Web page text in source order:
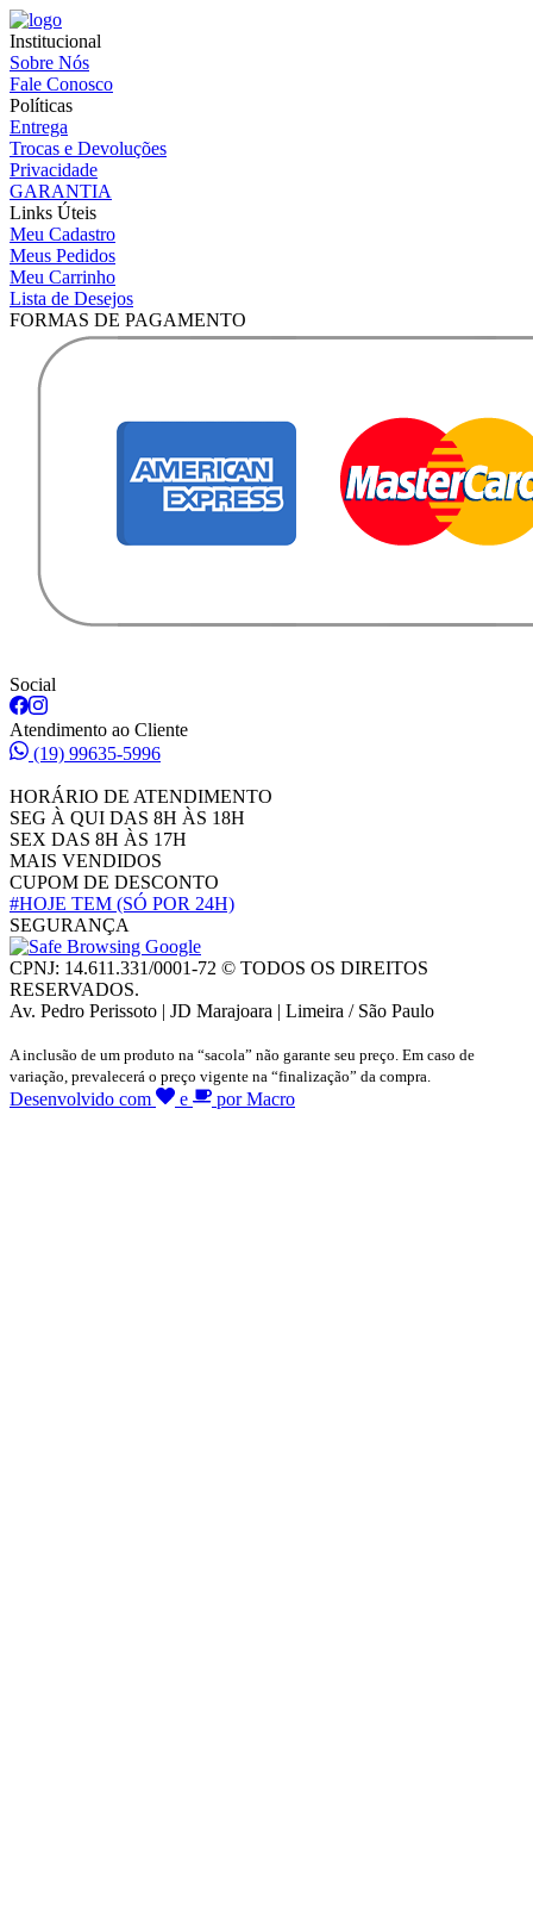
Institucional
Sobre Nós
Fale Conosco
Políticas
Entrega
Trocas e Devoluções
Privacidade
GARANTIA
Links Úteis
Meu Cadastro
Meus Pedidos
Meu Carrinho
Lista de Desejos
FORMAS DE PAGAMENTO
Social
Atendimento ao Cliente
(19) 99635-5996
HORÁRIO DE ATENDIMENTO
SEG À QUI DAS 8H ÀS 18H
SEX DAS 8H ÀS 17H
MAIS VENDIDOS
CUPOM DE DESCONTO
#HOJE TEM (SÓ POR 24H)
SEGURANÇA
CPNJ: 14.611.331/0001-72 © TODOS OS DIREITOS
RESERVADOS.
Av. Pedro Perissoto | JD Marajoara | Limeira / São Paulo
A inclusão de um produto na “sacola” não garante seu preço. Em caso de
variação, prevalecerá o preço vigente na “finalização” da compra.
Desenvolvido com e por Macro